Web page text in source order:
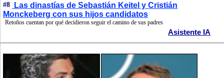
#8
Las dinastías de Sebastián Keitel y Cristián
Monckeberg con sus hijos candidatos
Retoños cuentan por qué decidieron seguir el camino de sus padres
Asistente IA